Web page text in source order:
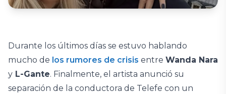
Durante los últimos días se estuvo hablando
mucho de los rumores de crisis entre Wanda Nara
y L-Gante. Finalmente, el artista anunció su
separación de la conductora de Telefe con un